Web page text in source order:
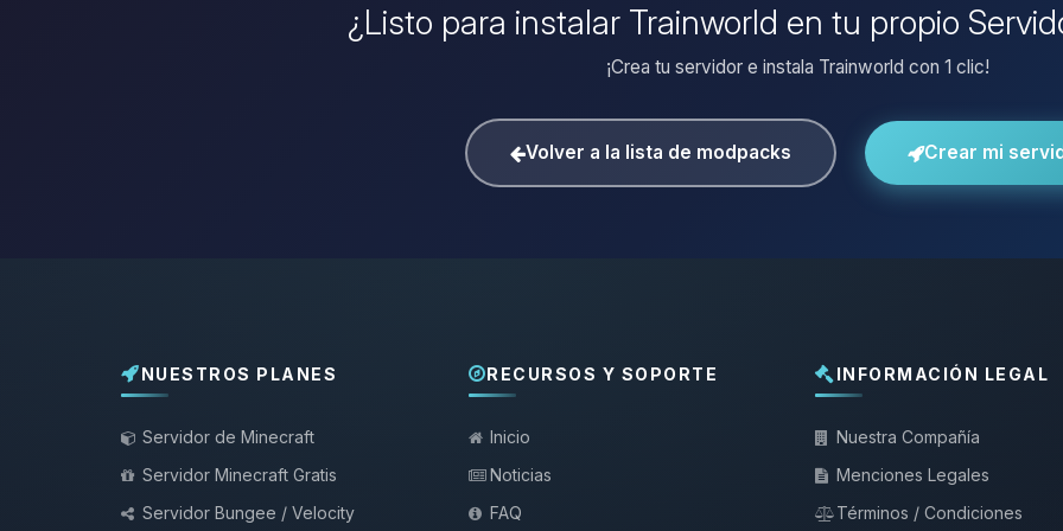
¿Listo para instalar Trainworld en tu propio
¡Crea tu servidor e instala Trainworld con 1 clic!
Volver a la lista de modpacks Crear mi
NUESTROS PLANES
Servidor de Minecraft
Servidor Minecraft Gratis
Servidor Bungee / Velocity
RECURSOS Y SOPORTE
Inicio
Noticias
FAQ
INFORMACIÓN LEGAL
Nuestra Compañía
Menciones Legales
Términos / Condiciones